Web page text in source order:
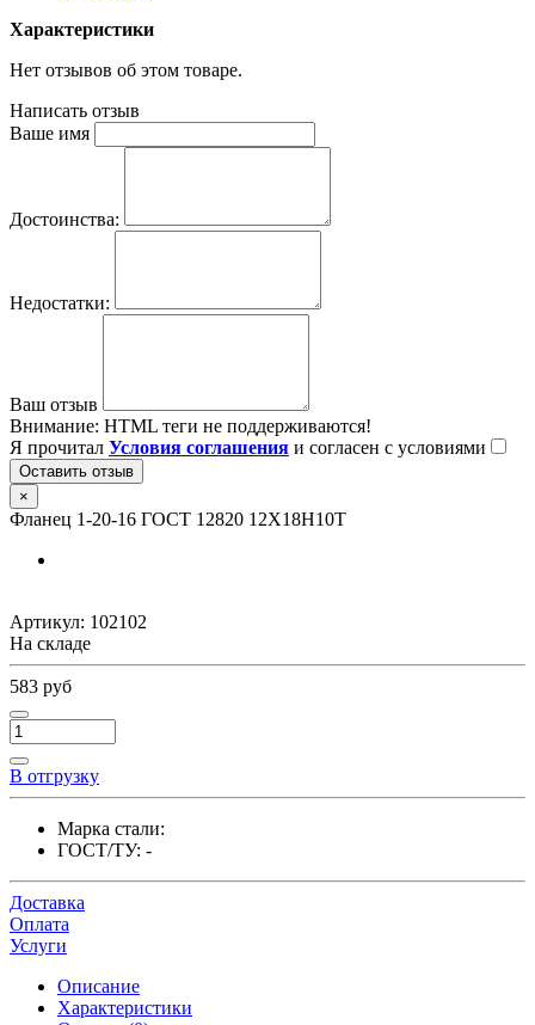
Характеристики
Нет отзывов об этом товаре.
Написать отзыв
Ваше имя
Достоинства:
Недостатки:
Ваш отзыв
Внимание: HTML теги не поддерживаются!
Я прочитал Условия соглашения и согласен с условиями
Оставить отзыв
×
Фланец 1-20-16 ГОСТ 12820 12Х18Н10Т
Артикул: 102102
На складе
583 руб
В отгрузку
Марка стали:
ГОСТ/ТУ: -
Доставка
Оплата
Услуги
Описание
Характеристики